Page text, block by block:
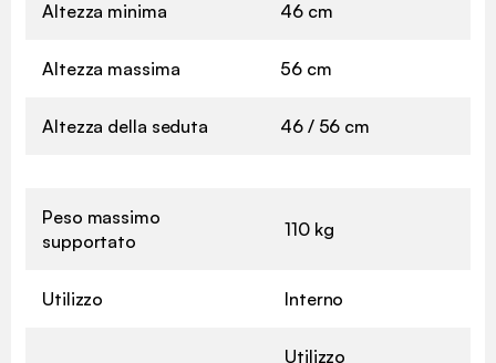
Altezza minima 46 cm
Altezza massima 56 cm
Altezza della seduta 46 / 56 cm
Peso massimo
supportato
110 kg
Utilizzo Interno
Utilizzo